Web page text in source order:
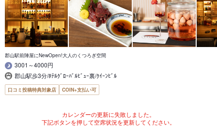
郡山駅前陣屋にNewOpen!大人のくつろぎ空間
3001～4000円
郡山駅歩3分/ﾎﾃﾙｸﾞﾛｰﾊﾞﾙﾋﾞｭｰ裏/ｸｲｰﾝﾋﾞﾙ
口コミ投稿特典対象店 COIN+支払い可
カレンダーの更新に失敗しました。
下記ボタンを押して空席状況を更新してください。